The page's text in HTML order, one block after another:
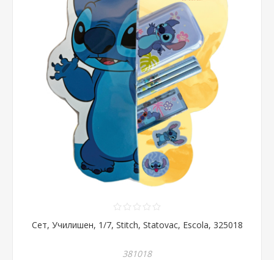
Сет, Училишен, 1/7, Stitch, Statovac, Escola, 325018
381018